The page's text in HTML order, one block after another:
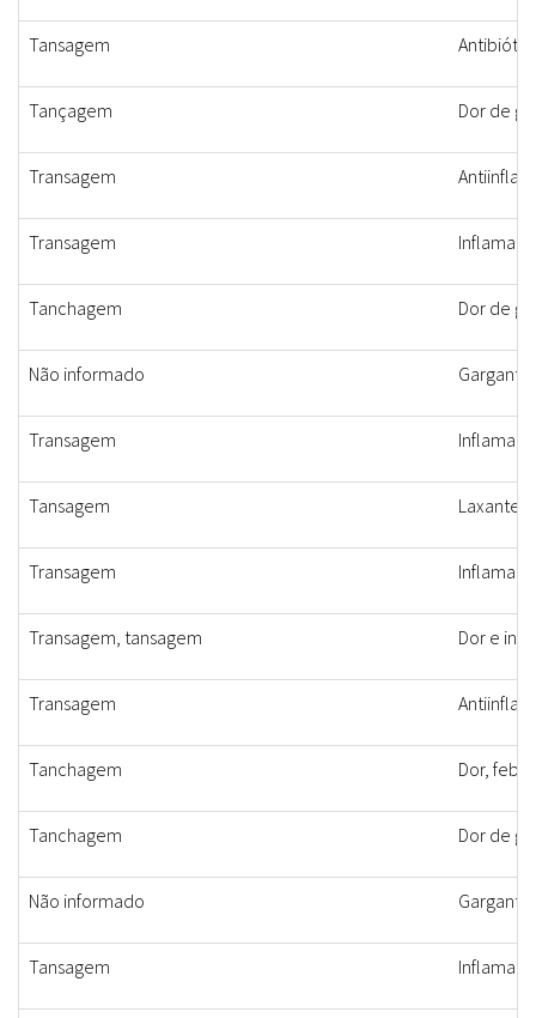
Tansagem
Tançagem Dor de
Transagem
Transagem
Tanchagem Dor de
Não informado Garganta
Transagem
Tansagem Laxante,
Transagem
Transagem, tansagem Dor e
Transagem
Tanchagem Dor,
Tanchagem Dor de
Não informado Garganta
Tansagem